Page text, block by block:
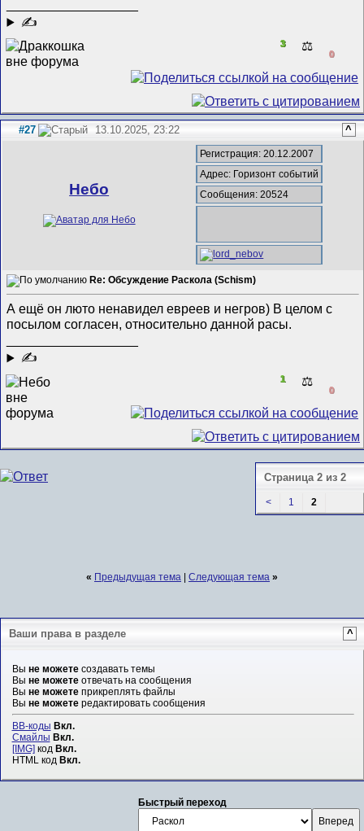
✍
3 ⚖️
0
#27 13.10.2025, 23:22 ^
Небо
Регистрация: 20.12.2007
Адрес: Горизонт событий
Сообщения: 20524
Re: Обсуждение Раскола (Schism)
А ещё он люто ненавидел евреев и негров) В целом с
посылом согласен, относительно данной расы.
✍
1 ⚖️
0
Страница 2 из 2
< 1 2
« Предыдущая тема | Следующая тема »
Ваши права в разделе ^
Вы не можетесоздавать темы
Вы не можетеотвечать на сообщения
Вы не можетеприкреплять файлы
Вы не можетередактировать сообщения
BB-коды Вкл.
Смайлы Вкл.
[IMG] код Вкл.
HTML код Вкл.
Быстрый переход